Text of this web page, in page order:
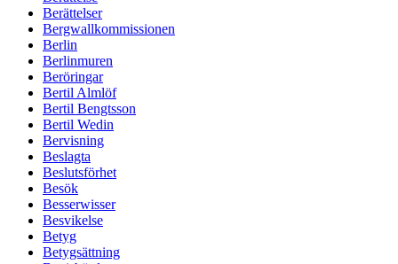
Berättelser
Bergwallkommissionen
Berlin
Berlinmuren
Beröringar
Bertil Almlöf
Bertil Bengtsson
Bertil Wedin
Bervisning
Beslagta
Beslutsförhet
Besök
Besserwisser
Besvikelse
Betyg
Betygsättning